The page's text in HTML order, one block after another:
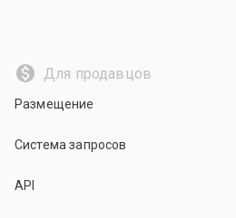
Для продавцов
Размещение
Система запросов
API